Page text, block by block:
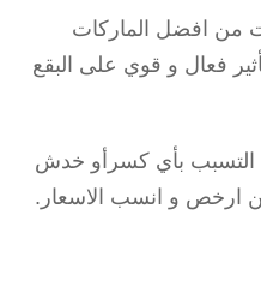
من افضل الماركات
تأثير فعال و قوي على البقع
بأي كسرأو خدش
ارخص و انسب الاسعار.